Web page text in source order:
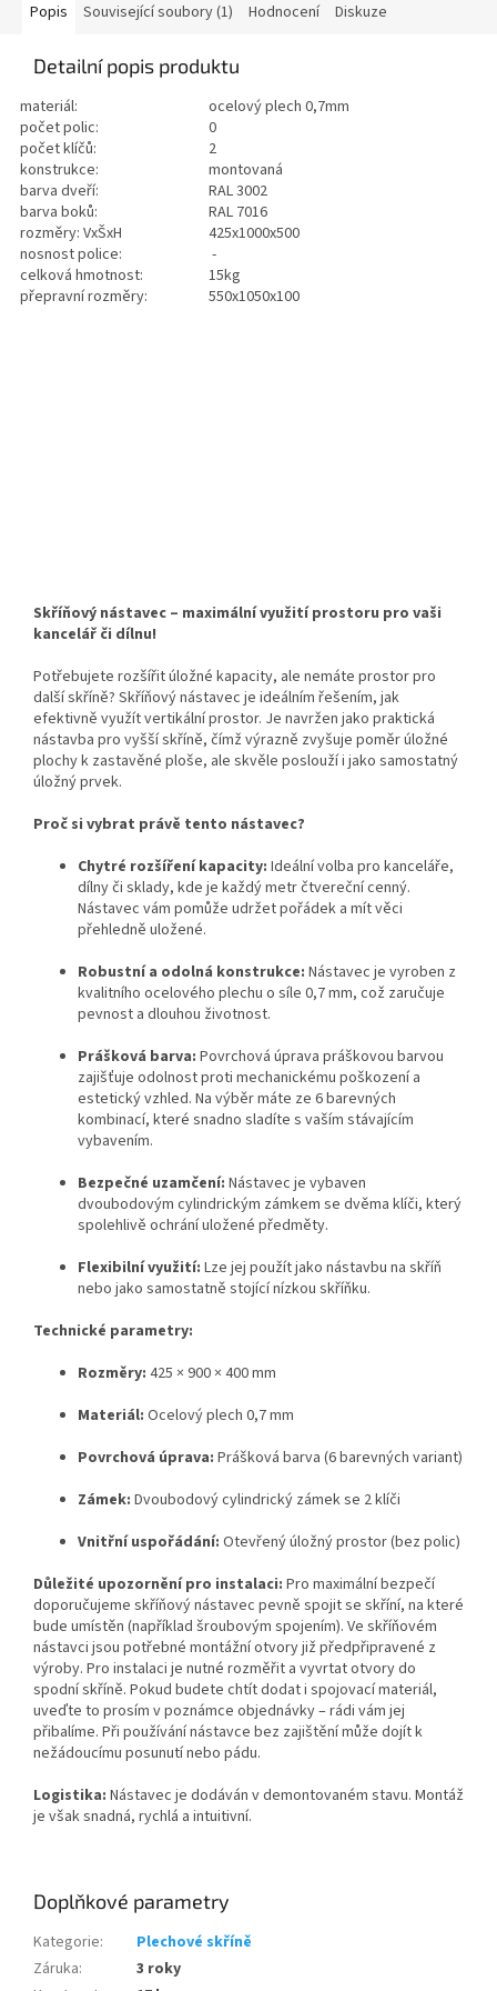
Popis Související soubory (1) Hodnocení Diskuze
Detailní popis produktu
materiál:
ocelový plech 0,7mm
počet polic:
0
počet klíčů:
2
konstrukce:
montovaná
barva dveří:
RAL 3002
barva boků:
RAL 7016
rozměry: VxŠxH
425x1000x500
nosnost police:
-
celková hmotnost:
15kg
přepravní rozměry:
550x1050x100
Skříňový nástavec – maximální využití prostoru pro vaši
kancelář či dílnu!
Potřebujete rozšířit úložné kapacity, ale nemáte prostor pro
další skříně? Skříňový nástavec je ideálním řešením, jak
efektivně využít vertikální prostor. Je navržen jako praktická
nástavba pro vyšší skříně, čímž výrazně zvyšuje poměr úložné
plochy k zastavěné ploše, ale skvěle poslouží i jako samostatný
úložný prvek.
Proč si vybrat právě tento nástavec?
Chytré rozšíření kapacity: Ideální volba pro kanceláře,
dílny či sklady, kde je každý metr čtvereční cenný.
Nástavec vám pomůže udržet pořádek a mít věci
přehledně uložené.
Robustní a odolná konstrukce: Nástavec je vyroben z
kvalitního ocelového plechu o síle 0,7 mm, což zaručuje
pevnost a dlouhou životnost.
Prášková barva: Povrchová úprava práškovou barvou
zajišťuje odolnost proti mechanickému poškození a
estetický vzhled. Na výběr máte ze 6 barevných
kombinací, které snadno sladíte s vaším stávajícím
vybavením.
Bezpečné uzamčení: Nástavec je vybaven
dvoubodovým cylindrickým zámkem se dvěma klíči, který
spolehlivě ochrání uložené předměty.
Flexibilní využití: Lze jej použít jako nástavbu na skříň
nebo jako samostatně stojící nízkou skříňku.
Technické parametry:
Rozměry: 425 × 900 × 400 mm
Materiál: Ocelový plech 0,7 mm
Povrchová úprava: Prášková barva (6 barevných variant)
Zámek: Dvoubodový cylindrický zámek se 2 klíči
Vnitřní uspořádání: Otevřený úložný prostor (bez polic)
Důležité upozornění pro instalaci: Pro maximální bezpečí
doporučujeme skříňový nástavec pevně spojit se skříní, na které
bude umístěn (například šroubovým spojením). Ve skříňovém
nástavci jsou potřebné montážní otvory již předpřipravené z
výroby. Pro instalaci je nutné rozměřit a vyvrtat otvory do
spodní skříně. Pokud budete chtít dodat i spojovací materiál,
uveďte to prosím v poznámce objednávky – rádi vám jej
přibalíme. Při používání nástavce bez zajištění může dojít k
nežádoucímu posunutí nebo pádu.
Logistika: Nástavec je dodáván v demontovaném stavu. Montáž
je však snadná, rychlá a intuitivní.
Doplňkové parametry
Kategorie:
Plechové skříně
Záruka:
3 roky